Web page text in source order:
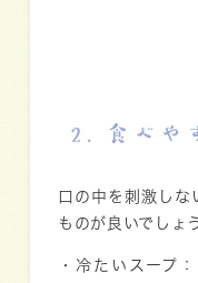
2. 食べや
口の中を刺激しな
ものが良いでしょ
・ 冷たいスープ